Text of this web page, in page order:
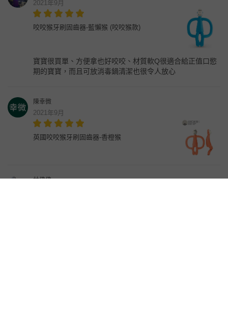
2021年9月
咬咬猴牙刷固齒器-藍懶猴 (咬咬猴款)
寶寶很買單、方便拿也好咬咬、材質軟Q很適合給正值口慾
期的寶寶，而且可放消毒鍋清潔也很令人放心
陳幸微
2021年9月
英國咬咬猴牙刷固齒器-香橙猴
林佛佛